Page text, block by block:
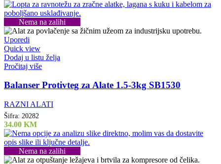
Nema na zalihi
Uporedi
Quick view
Dodaj u listu želja
Pročitaj više
Balanser Protivteg za Alate 1.5-3kg SB1530
RAZNI ALATI
Šifra: 20282
34.00 KM
Nema na zalihi